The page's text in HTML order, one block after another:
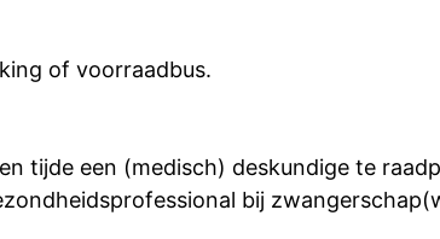
of voorraadbus.
tijde een (medisch) deskundige te
bij